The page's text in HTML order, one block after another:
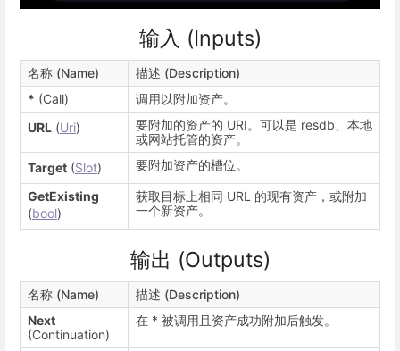
输入 (Inputs)
名称 (Name)
描述 (Description)
* (Call)
调用以附加资产。
URL (Uri)
要附加的资产的 URI。可以是 resdb、本地
或网站托管的资产。
Target (Slot) 要附加资产的槽位。
GetExisting
(bool)
获取目标上相同 URL 的现有资产，或附加
一个新资产。
输出 (Outputs)
名称 (Name)
描述 (Description)
Next
(Continuation)
在 * 被调用且资产成功附加后触发。